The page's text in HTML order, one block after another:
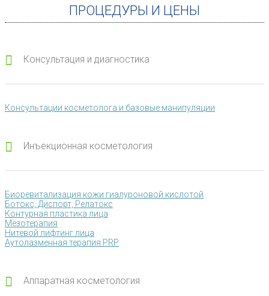
ПРОЦЕДУРЫ И ЦЕНЫ
Консультация и диагностика
Консультации косметолога и базовые манипуляции
Инъекционная косметология
Биоревитализация кожи гиалуроновой кислотой
Ботокс, Диспорт, Релатокс
Контурная пластика лица
Мезотерапия
Нитевой лифтинг лица
Аутолазменная терапия PRP
Аппаратная косметология